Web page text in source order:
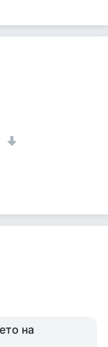
на